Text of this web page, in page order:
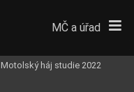
MČ a úřad
Motolský háj studie 2022